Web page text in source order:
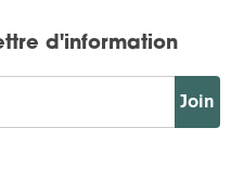
d'information
Join